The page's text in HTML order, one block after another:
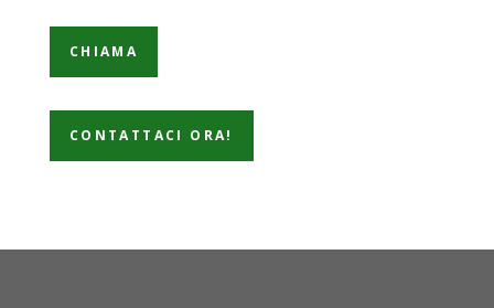
CHIAMA
CONTATTACI ORA!